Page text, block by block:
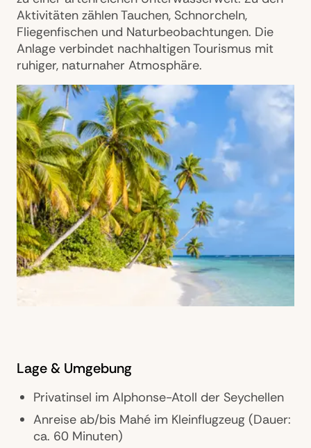
Aktivitäten zählen Tauchen, Schnorcheln,
Fliegenfischen und Naturbeobachtungen. Die
Anlage verbindet nachhaltigen Tourismus mit
ruhiger, naturnaher Atmosphäre.
Lage & Umgebung
Privatinsel im Alphonse-Atoll der Seychellen
Anreise ab/bis Mahé im Kleinflugzeug (Dauer:
ca. 60 Minuten)